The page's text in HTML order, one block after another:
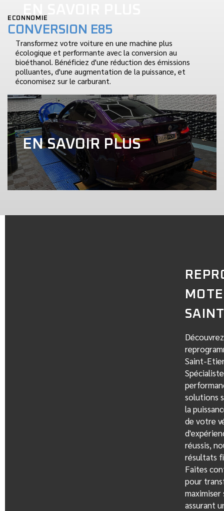
ECONNOMIE
CONVERSION E85
Transformez votre voiture en une machine plus
écologique et performante avec la conversion au
bioéthanol. Bénéficiez d'une réduction des émissions
polluantes, d'une augmentation de la puissance, et
économisez sur le carburant.
EN SAVOIR PLUS
Saint-
solutions
la
de votre
réussis,
résultats
Faites
pour
assurant